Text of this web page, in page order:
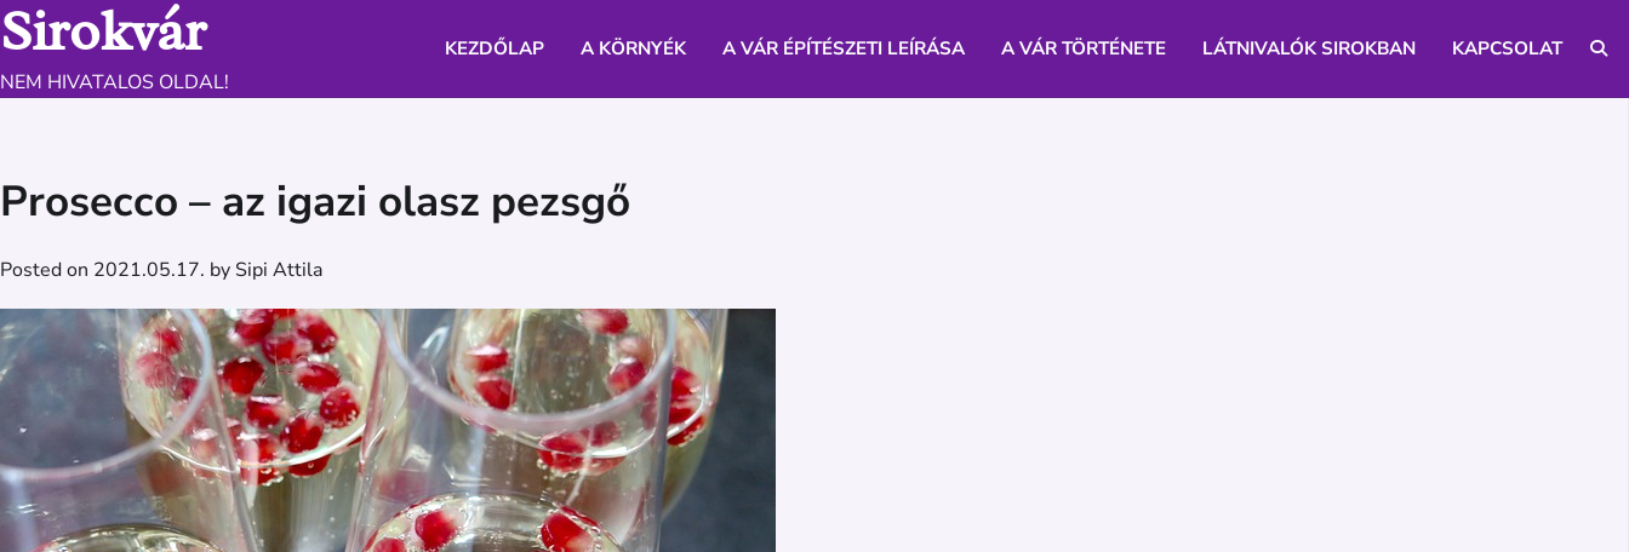
Skip
to
content
Sirokvár
NEM HIVATALOS OLDAL!
KEZDŐLAP A KÖRNYÉK A VÁR ÉPÍTÉSZETI LEÍRÁSA A VÁR TÖRTÉNETE LÁTNIVALÓK SIROKBAN KAPCSOLAT
Prosecco – az igazi olasz pezsgő
Posted on 2021.05.17. by Sipi Attila